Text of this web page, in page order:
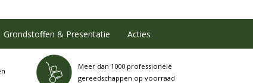
Grondstoffen & Presentatie Acties
Meer dan 1000 professionele
gereedschappen op voorraad